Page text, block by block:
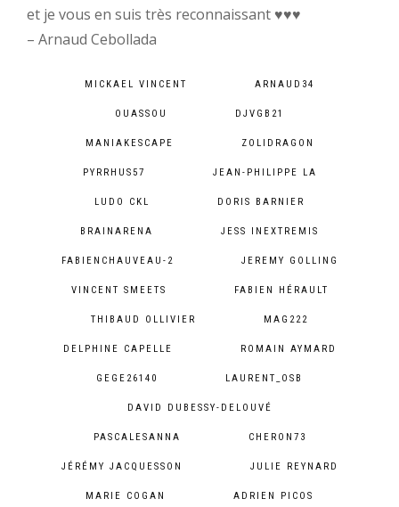
et je vous en suis très reconnaissant ♥︎♥︎♥︎
– Arnaud Cebollada
MICKAEL VINCENT ARNAUD34
OUASSOU DJVGB21
MANIAKESCAPE ZOLIDRAGON
PYRRHUS57 JEAN-PHILIPPE LA
LUDO CKL DORIS BARNIER
BRAINARENA JESS INEXTREMIS
FABIENCHAUVEAU-2 JEREMY GOLLING
VINCENT SMEETS FABIEN HÉRAULT
THIBAUD OLLIVIER MAG222
DELPHINE CAPELLE ROMAIN AYMARD
GEGE26140 LAURENT_OSB
DAVID DUBESSY-DELOUVÉ
PASCALESANNA CHERON73
JÉRÉMY JACQUESSON JULIE REYNARD
MARIE COGAN ADRIEN PICOS